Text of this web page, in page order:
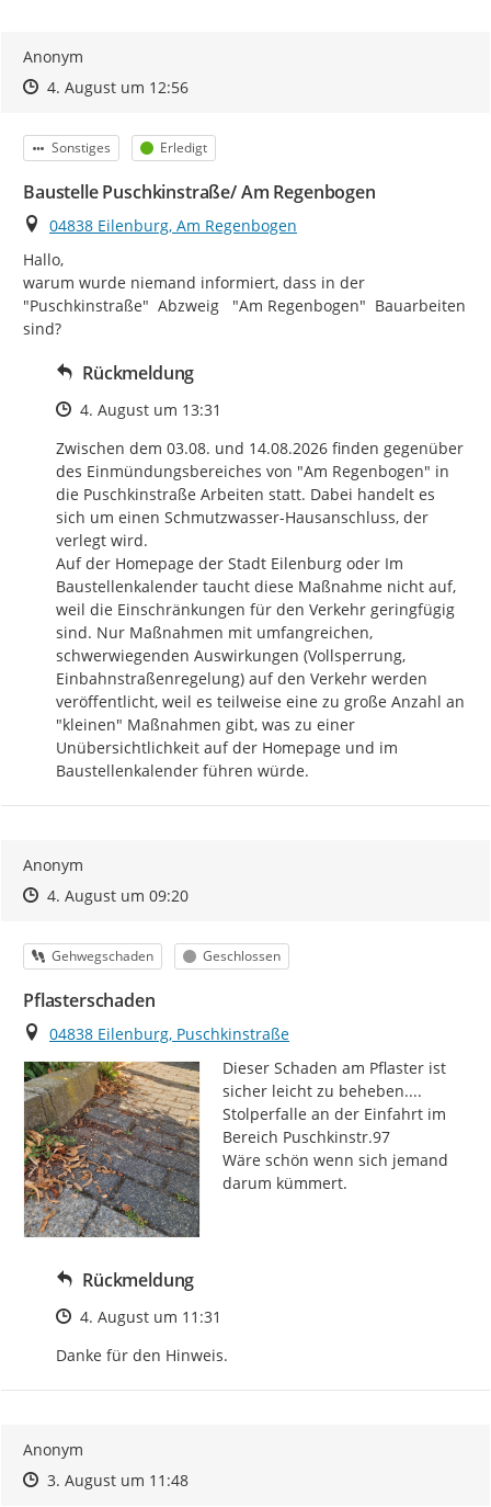
Anonym
Zeitpunkt des Erstellens
Zeitpunkt des Erstellens
4. August um 12:56Zur Äußerung
Kategorie
Sonstiges Status
Erledigt
Baustelle Puschkinstraße/ Am Regenbogen
Ort
04838 Eilenburg, Am Regenbogen
Hallo,
warum wurde niemand informiert, dass in der
"Puschkinstraße"  Abzweig   "Am Regenbogen"  Bauarbeiten
sind?
Rückmeldung
Zeitpunkt des Erstellens
4. August um 13:31
Zwischen dem 03.08. und 14.08.2026 finden gegenüber
des Einmündungsbereiches von "Am Regenbogen" in
die Puschkinstraße Arbeiten statt. Dabei handelt es
sich um einen Schmutzwasser-Hausanschluss, der
verlegt wird.
Auf der Homepage der Stadt Eilenburg oder Im
Baustellenkalender taucht diese Maßnahme nicht auf,
weil die Einschränkungen für den Verkehr geringfügig
sind. Nur Maßnahmen mit umfangreichen,
schwerwiegenden Auswirkungen (Vollsperrung,
Einbahnstraßenregelung) auf den Verkehr werden
veröffentlicht, weil es teilweise eine zu große Anzahl an
"kleinen" Maßnahmen gibt, was zu einer
Unübersichtlichkeit auf der Homepage und im
Baustellenkalender führen würde.
Anonym
Zeitpunkt des Erstellens
Zeitpunkt des Erstellens
4. August um 09:20Zur Äußerung
Kategorie
Gehwegschaden Status
Geschlossen
Pflasterschaden
Ort
04838 Eilenburg, Puschkinstraße
Dieser Schaden am Pflaster ist
sicher leicht zu beheben....
Stolperfalle an der Einfahrt im
Bereich Puschkinstr.97
Wäre schön wenn sich jemand
darum kümmert.
Rückmeldung
Zeitpunkt des Erstellens
4. August um 11:31
Danke für den Hinweis.
Anonym
Zeitpunkt des Erstellens
Zeitpunkt des Erstellens
3. August um 11:48Zur Äußerung